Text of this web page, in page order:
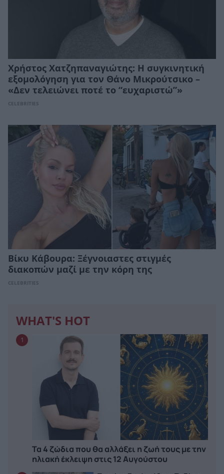
Χρήστος Χατζηπαναγιώτης: Η συγκινητική
εξομολόγηση για τον Θάνο Μικρούτσικο –
«Δεν τελειώνει ποτέ το “ευχαριστώ”»
CELEBRITIES
Βίκυ Κάβουρα: Ξέγνοιαστες στιγμές
διακοπών μαζί με την κόρη της
CELEBRITIES
WHAT'S HOT
1
Τα 4 ζώδια που θα αλλάξει η ζωή τους με την
ηλιακή έκλειψη στις 12 Αυγούστου